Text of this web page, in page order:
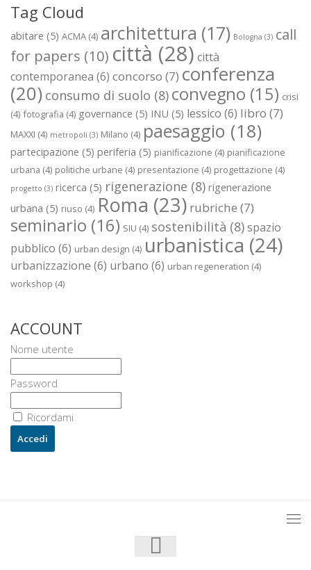
Tag Cloud
abitare (5) ACMA (4) architettura (17) Bologna (3) call
for papers (10) città (28) città
contemporanea (6) concorso (7) conferenza
(20) consumo di suolo (8) convegno (15) crisi
(4) fotografia (4) governance (5) INU (5) lessico (6) libro (7)
MAXXI (4) metropoli (3) Milano (4) paesaggio (18)
partecipazione (5) periferia (5) pianificazione (4) pianificazione
urbana (4) politiche urbane (4) presentazione (4) progettazione (4)
progetto (3) ricerca (5) rigenerazione (8) rigenerazione
urbana (5) riuso (4) Roma (23) rubriche (7)
seminario (16) SIU (4) sostenibilità (8)spazio
pubblico (6) urban design (4) urbanistica (24)
urbanizzazione (6) urbano (6) urban regeneration (4)
workshop (4)
ACCOUNT
Nome utente
Password
Ricordami